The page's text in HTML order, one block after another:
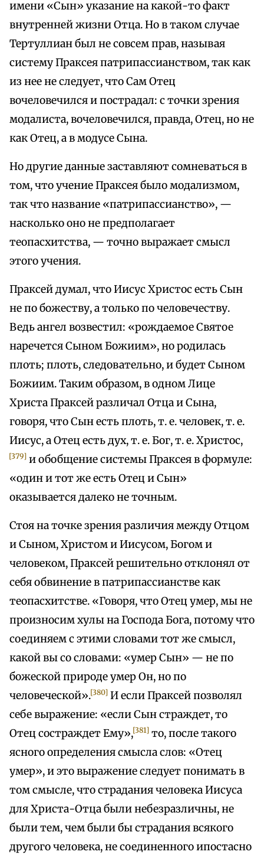
имени «Сын» указание на какой-то факт
внутренней жизни Отца. Но в таком случае
Тертуллиан был не совсем прав, называя
систему Праксея патрипассианством, так как
из нее не следует, что Сам Отец
вочеловечился и пострадал: с точки зрения
модалиста, вочеловечился, правда, Отец, но не
как Отец, а в модусе Сына.
Но другие данные заставляют сомневаться в
том, что учение Праксея было модализмом,
так что название «патрипассианство», —
насколько оно не предполагает
теопасхитства, — точно выражает смысл
этого учения.
Праксей думал, что Иисус Христос есть Сын
не по божеству, а только по человечеству.
Ведь ангел возвестил: «рождаемое Святое
наречется Сыном Божиим», но родилась
плоть; плоть, следовательно, и будет Сыном
Божиим. Таким образом, в одном Лице
Христа Праксей различал Отца и Сына,
говоря, что Сын есть плоть, т. е. человек, т. е.
Иисус, а Отец есть дух, т. е. Бог, т. е. Христос,
[379] и обобщение системы Праксея в формуле:
«один и тот же есть Отец и Сын»
оказывается далеко не точным.
Стоя на точке зрения различия между Отцом
и Сыном, Христом и Иисусом, Богом и
человеком, Праксей решительно отклонял от
себя обвинение в патрипассианстве как
теопасхитстве. «Говоря, что Отец умер, мы не
произносим хулы на Господа Бога, потому что
соединяем с этими словами тот же смысл,
какой вы со словами: «умер Сын» — не по
божеской природе умер Он, но по
человеческой».[380] И если Праксей позволял
себе выражение: «если Сын страждет, то
Отец состраждет Ему»,[381] то, после такого
ясного определения смысла слов: «Отец
умер», и это выражение следует понимать в
том смысле, что страдания человека Иисуса
для Христа-Отца были небезразличны, не
были тем, чем были бы страдания всякого
другого человека, не соединенного ипостасно